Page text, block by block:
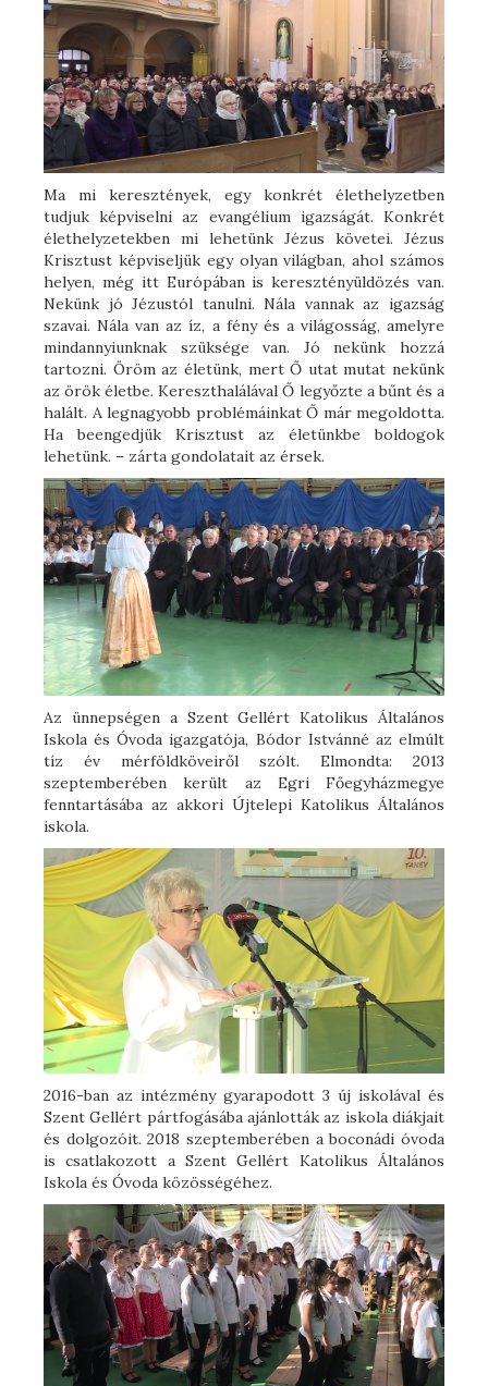
Ma mi keresztények, egy konkrét élethelyzetben
tudjuk képviselni az evangélium igazságát. Konkrét
élethelyzetekben mi lehetünk Jézus követei. Jézus
Krisztust képviseljük egy olyan világban, ahol számos
helyen, még itt Európában is keresztényüldözés van.
Nekünk jó Jézustól tanulni. Nála vannak az igazság
szavai. Nála van az íz, a fény és a világosság, amelyre
mindannyiunknak szüksége van. Jó nekünk hozzá
tartozni. Öröm az életünk, mert Ő utat mutat nekünk
az örök életbe. Kereszthalálával Ő legyőzte a bűnt és a
halált. A legnagyobb problémáinkat Ő már megoldotta.
Ha beengedjük Krisztust az életünkbe boldogok
lehetünk. – zárta gondolatait az érsek.
Az ünnepségen a Szent Gellért Katolikus Általános
Iskola és Óvoda igazgatója, Bódor Istvánné az elmúlt
tíz év mérföldköveiről szólt. Elmondta: 2013
szeptemberében került az Egri Főegyházmegye
fenntartásába az akkori Újtelepi Katolikus Általános
iskola.
2016-ban az intézmény gyarapodott 3 új iskolával és
Szent Gellért pártfogásába ajánlották az iskola diákjait
és dolgozóit. 2018 szeptemberében a boconádi óvoda
is csatlakozott a Szent Gellért Katolikus Általános
Iskola és Óvoda közösségéhez.